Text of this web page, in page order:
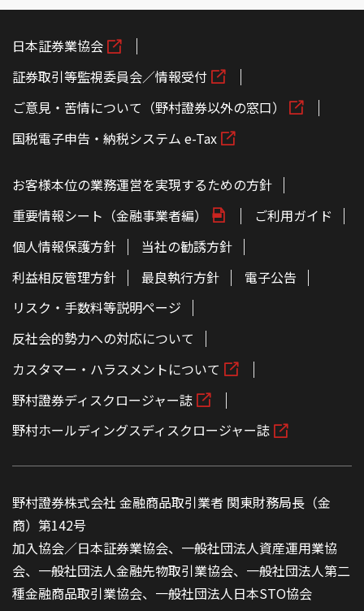
日本証券業協会
証券取引等監視委員会／情報受付
ご意見・苦情について（野村證券以外の窓口）
国税電子申告・納税システム e-Tax
お客様本位の業務運営を実現するための方針
重要情報シート（金融事業者編）
ご利用ガイド
個人情報保護方針
当社の勧誘方針
利益相反管理方針
最良執行方針
電子公告
リスク・手数料等説明ページ
反社会的勢力への対応について
カスタマー・ハラスメントについて
野村證券ディスクロージャー誌
野村ホールディングスディスクロージャー誌
野村證券株式会社 金融商品取引業者 関東財務局長（金
商）第142号
加入協会／日本証券業協会、一般社団法人資産運用業協
会、一般社団法人金融先物取引業協会、一般社団法人第二
種金融商品取引業協会、一般社団法人日本STO協会